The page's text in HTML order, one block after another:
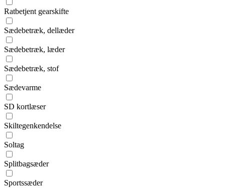
Ratbetjent gearskifte
Sædebetræk, dellæder
Sædebetræk, læder
Sædebetræk, stof
Sædevarme
SD kortlæser
Skiltegenkendelse
Soltag
Splitbagsæder
Sportssæder